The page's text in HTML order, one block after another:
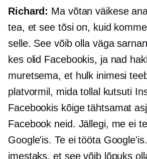
Richard: Ma võtan väikese
tea, et see tõsi on, kuid
selle. See võib olla väga
kes olid Facebookis, ja nad
muretsema, et hulk inimesi
platvormil, mida tollal kutsuti
Facebookis kõige tähtsamat
Facebook neid. Jällegi, me ei
Google'is. Te ei tööta
imestaks, et see võib lõpuks